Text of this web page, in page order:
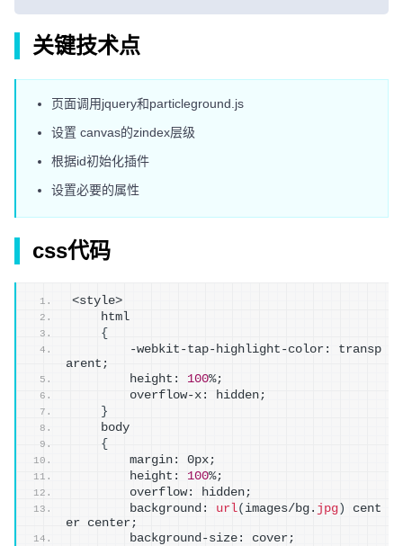
关键技术点
页面调用jquery和particleground.js
设置 canvas的zindex层级
根据id初始化插件
设置必要的属性
css代码
<style>
    html
{
        -webkit-tap-highlight-color: transp
arent;
        height:
100%;
        overflow-x: hidden;
}
    body
{
        margin: 0px;
        height:
100%;
        overflow: hidden;
        background:
url( images/bg. jpg )
cent
er center;
        background-size: cover;